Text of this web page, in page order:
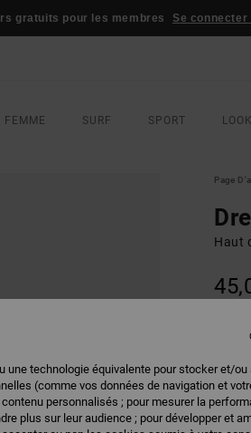
gratuits pour les membres Se
FEMME SURF SPORT
Page
Haut
technologie équivalente pour stocker et/ou
(comme vos données de navigation et
personnalisés ; pour mesurer la
plus sur leur audience ; pour développer et